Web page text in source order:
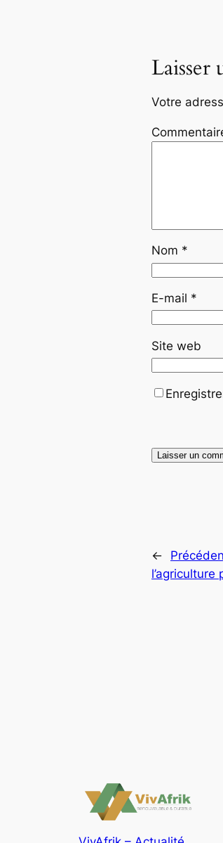
Laisser
Votre
Nom *
E-mail *
Site web
←
l’agriculture